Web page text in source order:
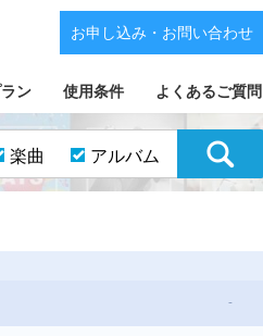
ン 使用条件 よくあるご質問
お申し込み・お問い合わせ
楽曲 アルバム
-